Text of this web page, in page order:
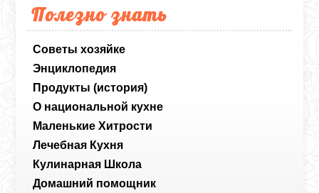
Полезно знать
Советы хозяйке
Энциклопедия
Продукты (история)
О национальной кухне
Маленькие Хитрости
Лечебная Кухня
Кулинарная Школа
Домашний помощник